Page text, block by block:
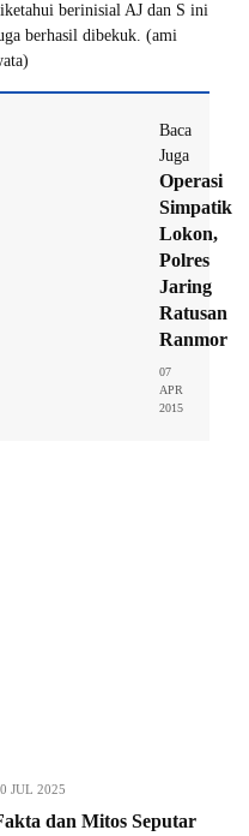
berinisial AJ dan S ini
berhasil dibekuk. (ami
Baca
Juga
Operasi
Simpatik
Lokon,
Polres
Jaring
Ratusan
Ranmor
07
APR
2015
JUL 2025
dan Mitos Seputar